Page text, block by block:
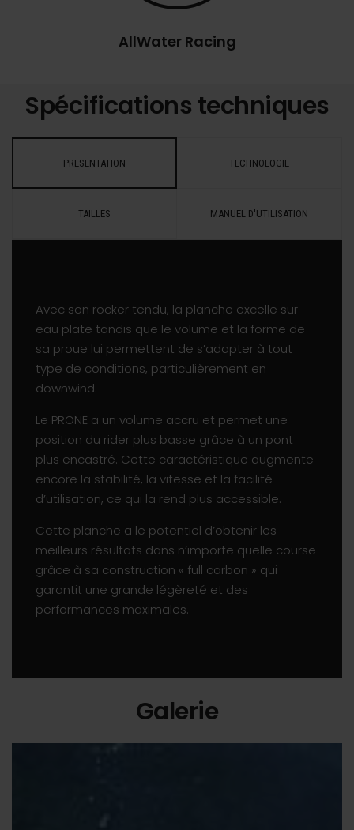
AllWater Racing
Spécifications techniques
PRESENTATION TECHNOLOGIE
TAILLES MANUEL D'UTILISATION
Avec son rocker tendu, la planche excelle sur
eau plate tandis que le volume et la forme de
sa proue lui permettent de s’adapter à tout
type de conditions, particulièrement en
downwind.
Le PRONE a un volume accru et permet une
position du rider plus basse grâce à un pont
plus encastré. Cette caractéristique augmente
encore la stabilité, la vitesse et la facilité
d’utilisation, ce qui la rend plus accessible.
Cette planche a le potentiel d’obtenir les
meilleurs résultats dans n’importe quelle course
grâce à sa construction « full carbon » qui
garantit une grande légèreté et des
performances maximales.
Galerie